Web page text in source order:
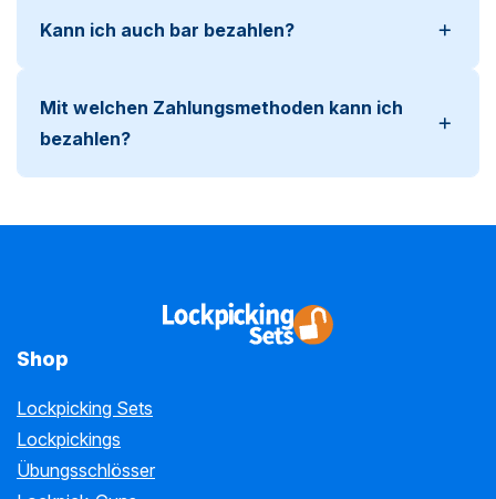
Kann ich auch bar bezahlen?
Mit welchen Zahlungsmethoden kann ich
bezahlen?
Shop
Lockpicking Sets
Lockpickings
Übungsschlösser